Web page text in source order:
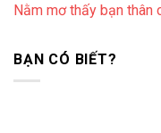
Nằm mơ thấy bạn thân
BẠN CÓ BIẾT?